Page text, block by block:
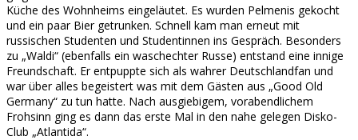
Küche des Wohnheims eingeläutet. Es wurden Pelmenis gekocht
und ein paar Bier getrunken. Schnell kam man erneut mit
russischen Studenten und Studentinnen ins Gespräch. Besonders
zu „Waldi“ (ebenfalls ein waschechter Russe) entstand eine innige
Freundschaft. Er entpuppte sich als wahrer Deutschlandfan und
war über alles begeistert was mit dem Gästen aus „Good Old
Germany“ zu tun hatte. Nach ausgiebigem, vorabendlichem
Frohsinn ging es dann das erste Mal in den nahe gelegen Disko-
Club „Atlantida“.